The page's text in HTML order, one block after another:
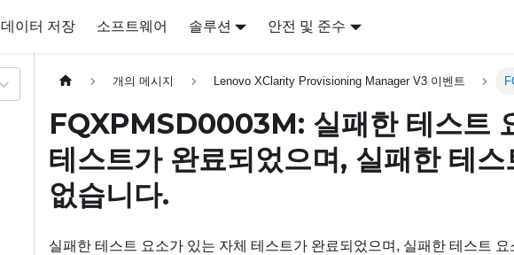
데이터 저장 소프트웨어 솔루션 안전 및 준수
개의 메시지 Lenovo XClarity Provisioning Manager V3 이벤트
FQXPMSD0003M: 실패한 테스트
테스트가 완료되었으며, 실패한 테
없습니다.
실패한 테스트 요소가 있는 자체 테스트가 완료되었으며, 실패한 테스트